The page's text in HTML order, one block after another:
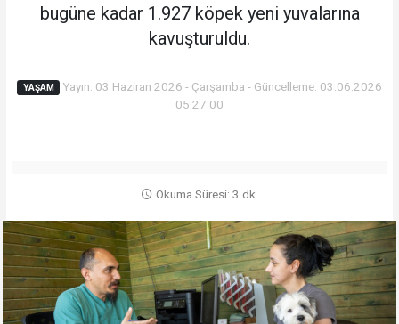
bugüne kadar 1.927 köpek yeni yuvalarına
kavuşturuldu.
YAŞAM
Yayın: 03 Haziran 2026 - Çarşamba - Güncelleme: 03.06.2026
05:27:00
Okuma Süresi: 3 dk.